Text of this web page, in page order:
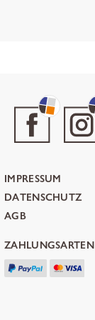
IMPRESSUM
DATENSCHUTZ
AGB
ZAHLUNGSARTEN